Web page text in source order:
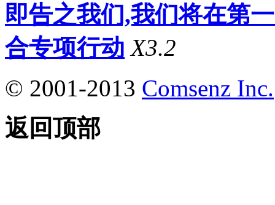
即告之我们,我们将在第
合专项行动 X3.2
© 2001-2013 Comsenz Inc.
返回顶部